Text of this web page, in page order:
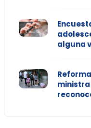
alguna
ministra